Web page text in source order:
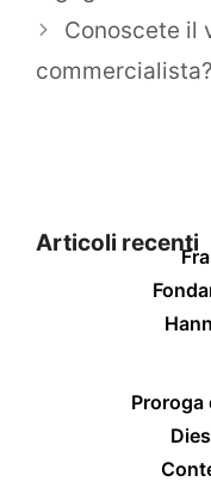
Conoscete il
commercialista?
Articoli recenti
Proroga